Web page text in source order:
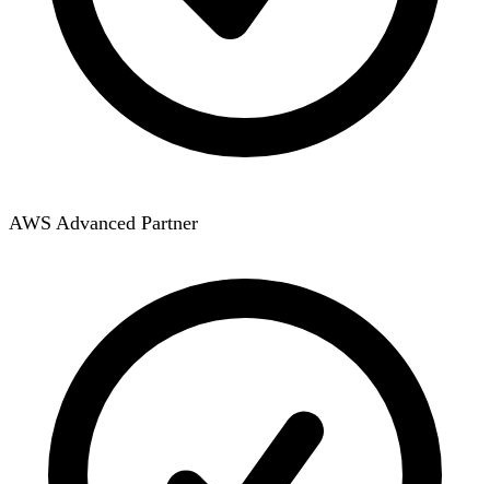
AWS Advanced Partner